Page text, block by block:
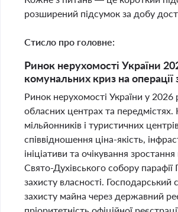
розширений підсумок за добу
Стисло про головне:
Ринок нерухомості України
комунальних криз на операції
Ринок нерухомості України у
обласних центрах та передмістях.
мільйонників і туристичних
співвідношення ціна-якість,
ініціативи та очікування
Свято-Духівського собору
захисту власності.
захисту майна через державний